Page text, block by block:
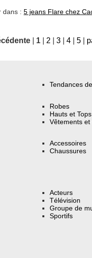
dans :5 jeans Flare chez
1 2 3 4 5
Tendances
Robes
Hauts et Tops
Vêtements
Accessoires
Chaussures
Acteurs
Télévision
Groupe de
Sportifs